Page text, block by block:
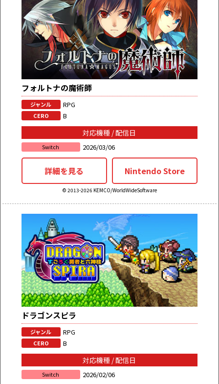
フォルトナの魔術師
ジャンル RPG
CERO B
対応機種 / 配信日
Switch 2026/03/06
詳細を見る Nintendo Store
© 2013-2026 KEMCO/WorldWideSoftware
ドラゴンスピラ
ジャンル RPG
CERO B
対応機種 / 配信日
Switch 2026/02/06